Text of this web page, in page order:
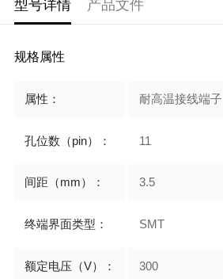
型号详情 产品文件
规格属性
属性： 耐高温接线端子
孔位数（pin）： 11
间距（mm）： 3.5
终端界面类型： SMT
额定电压（V）： 300